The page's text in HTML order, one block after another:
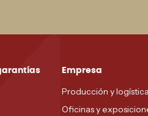
Empresa
Producción y logística
Oficinas y